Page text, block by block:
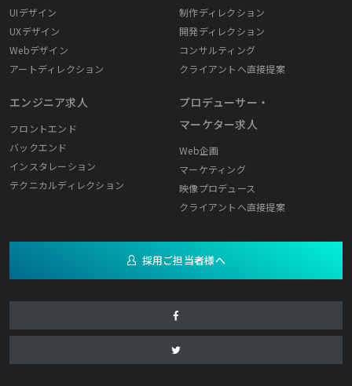
UIデザイン
UXデザイン
Webデザイン
アートディレクション
エンジニア求人
フロントエンド
バックエンド
インスタレーション
テクニカルディレクション
制作ディレクション
開発ディレクション
コンサルティング
クライアントへ直接提案
プロデューサー・
マーケター求人
Web企画
マーケティング
映像プロデュース
クライアントへ直接提案
採用ご担当者様へ